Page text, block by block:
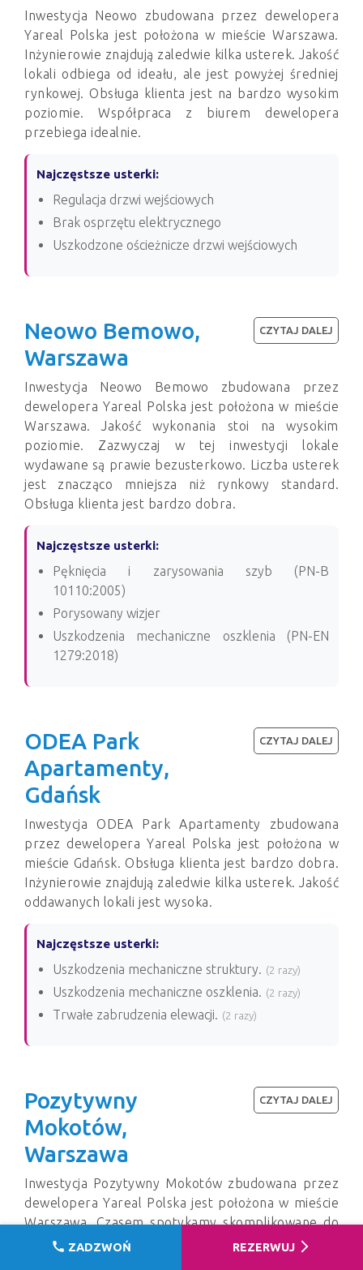
Inwestycja Neowo zbudowana przez dewelopera
Yareal Polska jest położona w mieście Warszawa.
Inżynierowie znajdują zaledwie kilka usterek. Jakość
lokali odbiega od ideału, ale jest powyżej średniej
rynkowej. Obsługa klienta jest na bardzo wysokim
poziomie. Współpraca z biurem dewelopera
przebiega idealnie.
Najczęstsze usterki:
Regulacja drzwi wejściowych
Brak osprzętu elektrycznego
Uszkodzone ościeżnicze drzwi wejściowych
Neowo Bemowo,
Warszawa
Inwestycja Neowo Bemowo zbudowana przez
dewelopera Yareal Polska jest położona w mieście
Warszawa. Jakość wykonania stoi na wysokim
poziomie. Zazwyczaj w tej inwestycji lokale
wydawane są prawie bezusterkowo. Liczba usterek
jest znacząco mniejsza niż rynkowy standard.
Obsługa klienta jest bardzo dobra.
Najczęstsze usterki:
Pęknięcia i zarysowania szyb (PN-B
10110:2005)
Porysowany wizjer
Uszkodzenia mechaniczne oszklenia (PN-EN
1279:2018)
CZYTAJ DALEJ
ODEA Park
Apartamenty,
Gdańsk
Inwestycja ODEA Park Apartamenty zbudowana
przez dewelopera Yareal Polska jest położona w
mieście Gdańsk. Obsługa klienta jest bardzo dobra.
Inżynierowie znajdują zaledwie kilka usterek. Jakość
oddawanych lokali jest wysoka.
Najczęstsze usterki:
Uszkodzenia mechaniczne struktury. (2 razy)
Uszkodzenia mechaniczne oszklenia. (2 razy)
Trwałe zabrudzenia elewacji. (2 razy)
CZYTAJ DALEJ
Pozytywny
Mokotów,
Warszawa
Inwestycja Pozytywny Mokotów zbudowana przez
dewelopera Yareal Polska jest położona w mieście
Warszawa. Czasem spotykamy skomplikowane do
usunięcia usterki. Obsługa klienta jest bardzo
CZYTAJ DALEJ
call ZADZWOŃ REZERWUJ arrow_forward_ios